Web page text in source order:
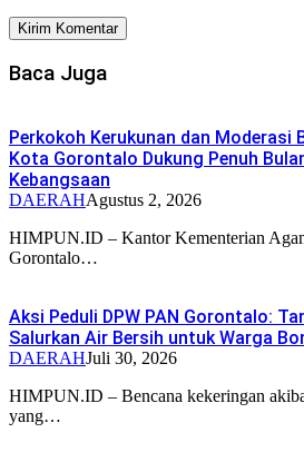
Baca Juga
Perkokoh Kerukunan dan Moderasi
Kota Gorontalo Dukung Penuh
Kebangsaan
DAERAHAgustus 2, 2026
HIMPUN.ID – Kantor Kementerian
Gorontalo…
Aksi Peduli DPW PAN Gorontalo:
Salurkan Air Bersih untuk Warga
DAERAHJuli 30, 2026
HIMPUN.ID – Bencana kekeringan
yang…